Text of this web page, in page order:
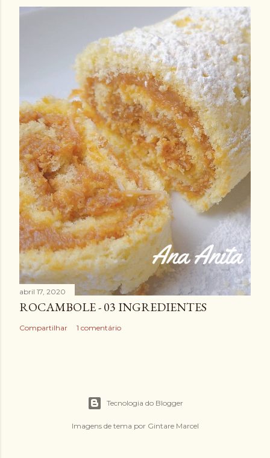
abril 17, 2020
ROCAMBOLE - 03 INGREDIENTES
Compartilhar 1 comentário
Tecnologia do Blogger
Imagens de tema por Gintare Marcel